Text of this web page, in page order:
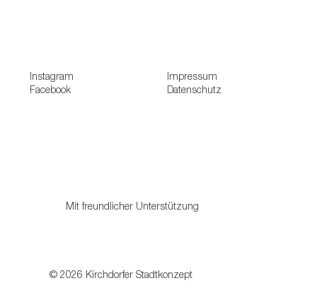
Impressum
Datenschutz
Instagram
Facebook
Mit freundlicher Unterstützung
© 2026 Kirchdorfer Stadtkonzept